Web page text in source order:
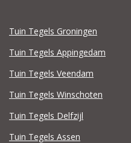
Tuin Tegels Groningen
Tuin Tegels Appingedam
Tuin Tegels Veendam
Tuin Tegels Winschoten
Tuin Tegels Delfzijl
Tuin Tegels Assen